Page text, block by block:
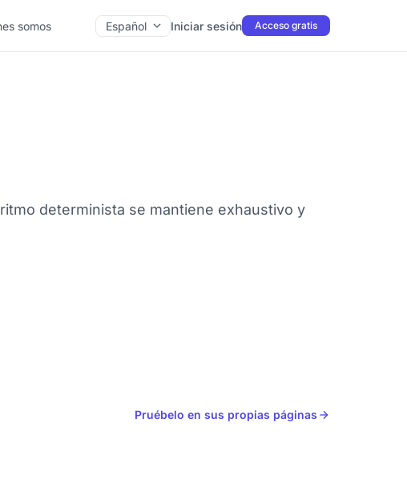
somos Español Iniciar sesión Acceso gratis
determinista se mantiene exhaustivo y
Pruébelo en sus propias páginas